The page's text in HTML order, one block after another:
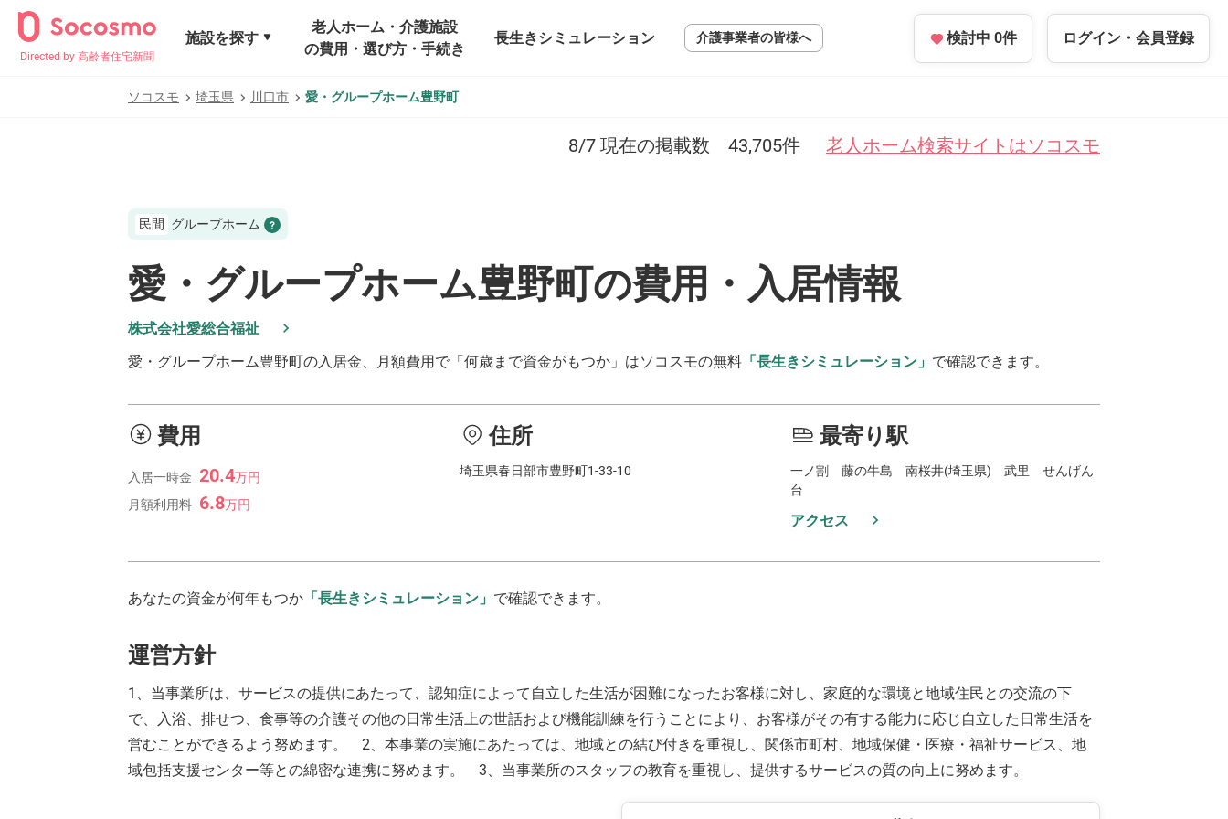
Directed by 高齢者住宅新聞
施設を探す
老人ホーム・介護施設
の費用・選び方・手続き
長生きシミュレーション 介護事業者の皆様へ 検討中 0件 ログイン・ 会員登録
ソコスモ 埼玉県 川口市 愛・グループホーム豊野町
8/7 現在の掲載数 43,705件 老人ホーム検索サイトはソコスモ
民間 グループホーム
愛・グループホーム豊野町の費用・入居情報
株式会社愛総合福祉
愛・グループホーム豊野町の入居金、月額費用で「何歳まで資金がもつか」はソコスモの無料 「長生きシミュレーション」 で確認できます。
費用
入居一時金 20.4万円
月額利用料 6.8万円
住所
埼玉県春日部市豊野町1-33-10
最寄り駅
一ノ割 藤の牛島 南桜井(埼玉県) 武里 せんげん
台
アクセス
あなたの資金が何年もつか 「長生きシミュレーション」 で確認できます。
運営方針
1、当事業所は、サービスの提供にあたって、認知症によって自立した生活が困難になったお客様に対し、家庭的な環境と地域住民との交流の下
で、入浴、排せつ、食事等の介護その他の日常生活上の世話および機能訓練を行うことにより、お客様がその有する能力に応じ自立した日常生活を
営むことができるよう努めます。 2、本事業の実施にあたっては、地域との結び付きを重視し、関係市町村、地域保健・医療・福祉サービス、地
域包括支援センター等との綿密な連携に努めます。 3、当事業所のスタッフの教育を重視し、提供するサービスの質の向上に努めます。